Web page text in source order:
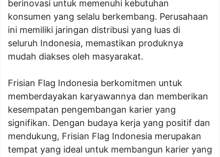
berinovasi untuk memenuhi kebutuhan
konsumen yang selalu berkembang. Perusahaan
ini memiliki jaringan distribusi yang luas di
seluruh Indonesia, memastikan produknya
mudah diakses oleh masyarakat.
Frisian Flag Indonesia berkomitmen untuk
memberdayakan karyawannya dan memberikan
kesempatan pengembangan karier yang
signifikan. Dengan budaya kerja yang positif dan
mendukung, Frisian Flag Indonesia merupakan
tempat yang ideal untuk membangun karier yang